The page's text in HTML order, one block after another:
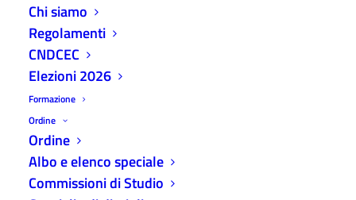
Chi siamo
Regolamenti
CNDCEC
Elezioni 2026
Formazione
Ordine
Ordine
Albo e elenco speciale
Commissioni di Studio
Corso di Formazione per l'esercizio
della Professione di Dottore
Commercialista ed Esperto
Contabile a.a. 2024/2025
10 OTTOBRE 2024 | INEVENTI ODCEC